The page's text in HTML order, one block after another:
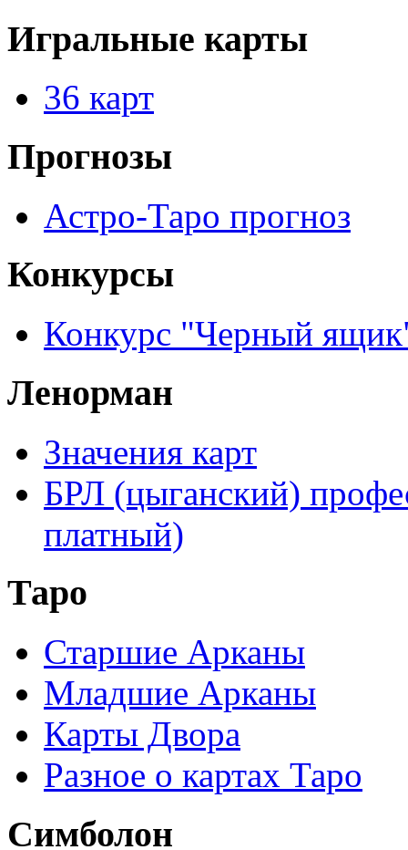
Игральные карты
36 карт
Прогнозы
Астро-Таро прогноз
Конкурсы
Конкурс "Черный
Ленорман
Значения карт
БРЛ (цыганский)
платный)
Таро
Старшие Арканы
Младшие Арканы
Карты Двора
Разное о картах Таро
Симболон